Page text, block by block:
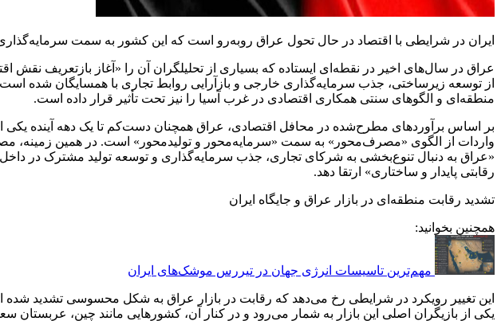
ایران در شرایطی با اقتصاد در حال تحول عراق روبه‌رو است که این کشور به سمت
عراق در سال‌های اخیر در نقطه‌ای ایستاده که بسیاری از تحلیلگران آن را «آغاز بازتعریف
از توسعه زیرساختی، جذب سرمایه‌گذاری خارجی و بازآرایی روابط تجاری با همسایگان شده
منطقه‌ای و الگوهای سنتی همکاری اقتصادی در غرب آسیا را نیز تحت تأثیر قرار داده است.
بر اساس برآوردهای مطرح‌شده در محافل اقتصادی، عراق همچنان دست‌کم تا یک دهه آینده یکی از
واردات از الگوی «مصرف‌محور» به سمت «سرمایه‌محور و تولیدمحور» است. در همین زمینه،
«عراق به دنبال تنوع‌بخشی به شرکای تجاری، جذب سرمایه‌گذاری و توسعه تولید مشترک در
رقابتی پایدار و ساختاری» ارتقا دهد.
تشدید رقابت منطقه‌ای در بازار عراق و جایگاه ایران
همچنین بخوانید:
مهم‌تر‌ین تاسیسات انرژی جهان در تیررس موشک‌های ایران
یکی از بازیگران اصلی این بازار به شمار می‌رود و در کنار آن، کشورهایی مانند چین،